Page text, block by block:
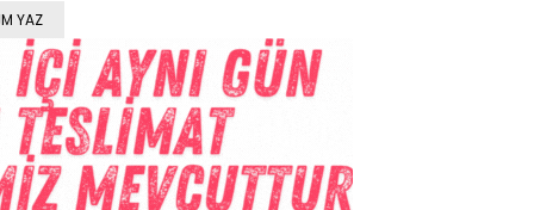
YAZ